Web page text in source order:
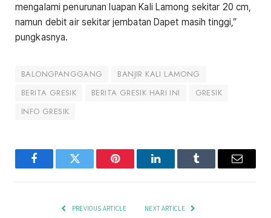
mengalami penurunan luapan Kali Lamong sekitar 20 cm,
namun debit air sekitar jembatan Dapet masih tinggi,”
pungkasnya.
BALONGPANGGANG
BANJIR KALI LAMONG
BERITA GRESIK
BERITA GRESIK HARI INI
GRESIK
INFO GRESIK
FacebookTwitter Pinterest LinkedInTumblr Email
PREVIOUS ARTICLE NEXT ARTICLE